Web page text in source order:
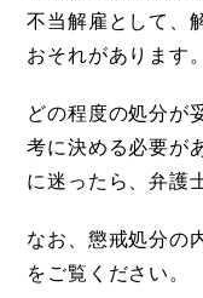
不当解雇として、
おそれがあります。
どの程度の処分が
考に決める必要が
に迷ったら、弁護
なお、懲戒処分の
をご覧ください。